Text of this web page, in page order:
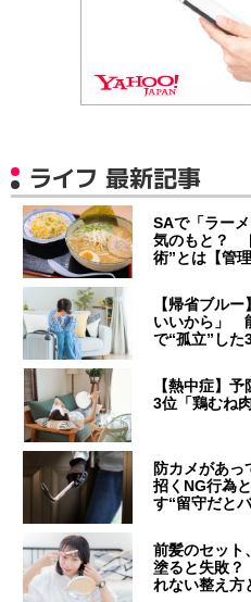
ライフ 最新記事
SAで「ラー
気のもと？
術”とは【管
【帰省ブル
いいから」
で“孤立”した
【熱中症】
3位「鶏むね
防カメがあ
招くNG行為
す“留守だと
前髪のセット
塗ると失敗
れない整え方